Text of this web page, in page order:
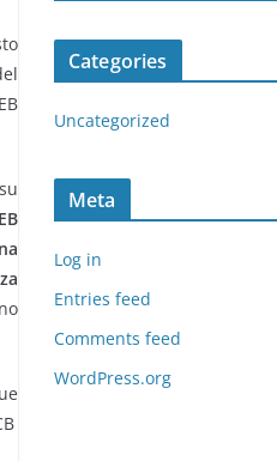
Categories
Uncategorized
Meta
Log in
Entries feed
Comments feed
WordPress.org